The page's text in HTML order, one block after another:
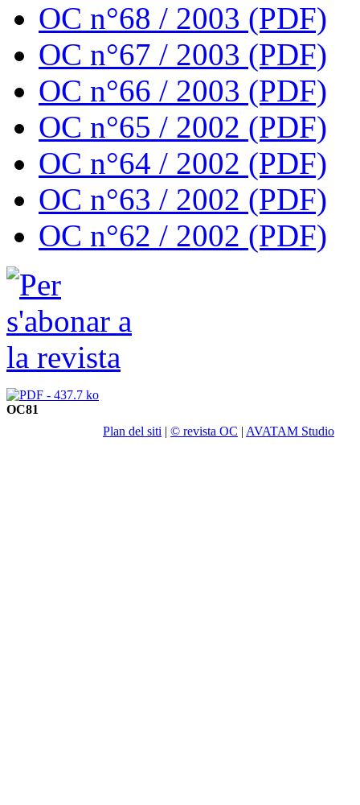
OC n°68 / 2003 (PDF)
OC n°67 / 2003 (PDF)
OC n°66 / 2003 (PDF)
OC n°65 / 2002 (PDF)
OC n°64 / 2002 (PDF)
OC n°63 / 2002 (PDF)
OC n°62 / 2002 (PDF)
OC81
Plan del siti | © revista OC | AVATAM Studio